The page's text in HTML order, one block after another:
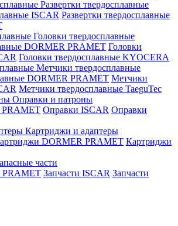
Развертки твердосплавные
ISCAR Развертки твердосплавные
Головки твердосплавные
DORMER PRAMET Головки
Головки твердосплавные KYOCERA
Метчики твердосплавные
DORMER PRAMET Метчики
Метчики твердосплавные TaeguTec
Оправки и патроны
Оправки ISCAR Оправки
Картриджи и адаптеры
DORMER PRAMET Картриджи
части
PRAMET Запчасти ISCAR Запчасти